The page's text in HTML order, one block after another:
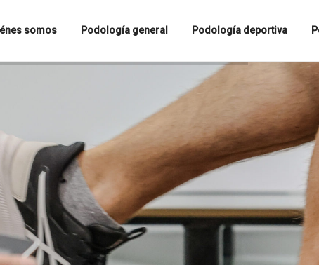
somos Podología general Podología deportiva